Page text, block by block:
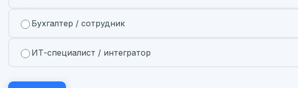
Бухгалтер / сотрудник
ИТ-специалист / интегратор